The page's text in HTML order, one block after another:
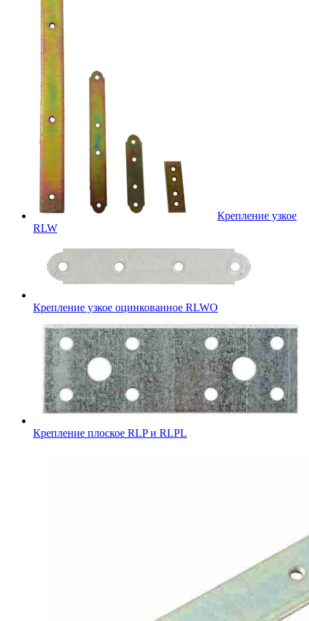
Крепление узкое
RLW
Крепление узкое оцинкованное RLWO
Крепление плоское RLP и RLPL